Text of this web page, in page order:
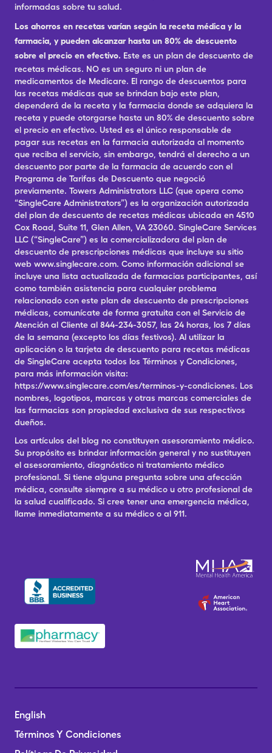
informadas sobre tu salud.
Los ahorros en recetas varían según la receta médica y la
farmacia, y pueden alcanzar hasta un 80% de descuento
sobre el precio en efectivo. Este es un plan de descuento de
recetas médicas. NO es un seguro ni un plan de
medicamentos de Medicare. El rango de descuentos para
las recetas médicas que se brindan bajo este plan,
dependerá de la receta y la farmacia donde se adquiera la
receta y puede otorgarse hasta un 80% de descuento sobre
el precio en efectivo. Usted es el único responsable de
pagar sus recetas en la farmacia autorizada al momento
que reciba el servicio, sin embargo, tendrá el derecho a un
descuento por parte de la farmacia de acuerdo con el
Programa de Tarifas de Descuento que negoció
previamente. Towers Administrators LLC (que opera como
“SingleCare Administrators”) es la organización autorizada
del plan de descuento de recetas médicas ubicada en 4510
Cox Road, Suite 11, Glen Allen, VA 23060. SingleCare Services
LLC (“SingleCare”) es la comercializadora del plan de
descuento de prescripciones médicas que incluye su sitio
web www.singlecare.com. Como información adicional se
incluye una lista actualizada de farmacias participantes, así
como también asistencia para cualquier problema
relacionado con este plan de descuento de prescripciones
médicas, comunícate de forma gratuita con el Servicio de
Atención al Cliente al 844-234-3057, las 24 horas, los 7 días
de la semana (excepto los días festivos). Al utilizar la
aplicación o la tarjeta de descuento para recetas médicas
de SingleCare acepta todos los Términos y Condiciones,
para más información visita:
https://www.singlecare.com/es/terminos-y-condiciones. Los
nombres, logotipos, marcas y otras marcas comerciales de
las farmacias son propiedad exclusiva de sus respectivos
dueños.
Los artículos del blog no constituyen asesoramiento médico.
Su propósito es brindar información general y no sustituyen
el asesoramiento, diagnóstico ni tratamiento médico
profesional. Si tiene alguna pregunta sobre una afección
médica, consulte siempre a su médico u otro profesional de
la salud cualificado. Si cree tener una emergencia médica,
llame inmediatamente a su médico o al 911.
English
Términos Y Condiciones